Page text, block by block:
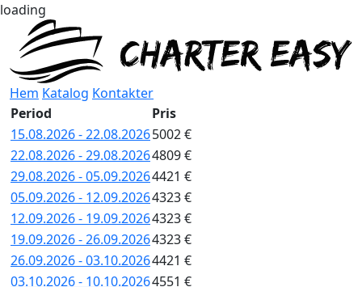
loading
Hem Katalog Kontakter
Period
Pris
15.08.2026 - 22.08.20265002 €
22.08.2026 - 29.08.20264809 €
29.08.2026 - 05.09.20264421 €
05.09.2026 - 12.09.20264323 €
12.09.2026 - 19.09.20264323 €
19.09.2026 - 26.09.20264323 €
26.09.2026 - 03.10.20264421 €
03.10.2026 - 10.10.20264551 €